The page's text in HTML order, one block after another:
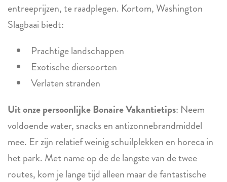
entreeprijzen, te raadplegen. Kortom, Washington
Slagbaai biedt:
Prachtige landschappen
Exotische diersoorten
Verlaten stranden
Uit onze persoonlijke Bonaire Vakantietips: Neem
voldoende water, snacks en antizonnebrandmiddel
mee. Er zijn relatief weinig schuilplekken en horeca in
het park. Met name op de de langste van de twee
routes, kom je lange tijd alleen maar de fantastische